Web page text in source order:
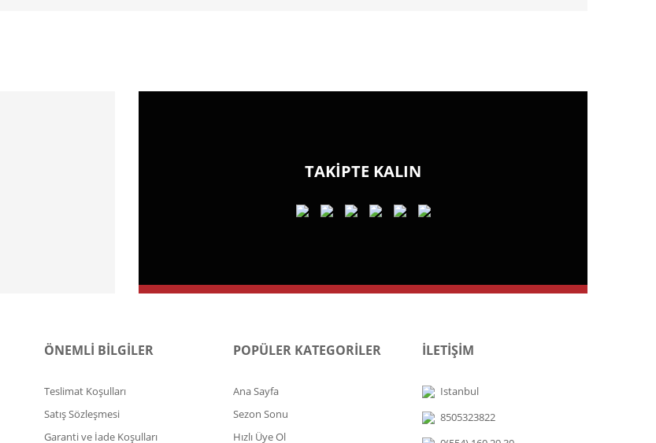
TAKİPTE KALIN
ÖNEMLİ BİLGİLER
Teslimat Koşulları
Satış Sözleşmesi
Garanti ve İade Koşulları
POPÜLER KATEGORİLER
Ana Sayfa
Sezon Sonu
Hızlı Üye Ol
İLETİŞİM
Istanbul
8505323822